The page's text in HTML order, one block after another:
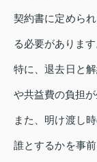
契約書に定めら
る必要があります
特に、退去日と
や共益費の負担が
また、明け渡し
誰とするかを事